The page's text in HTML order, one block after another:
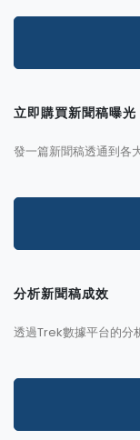
立即購買新聞稿曝光
發一篇新聞稿透通到各
分析新聞稿成效
透過Trek數據平台的分